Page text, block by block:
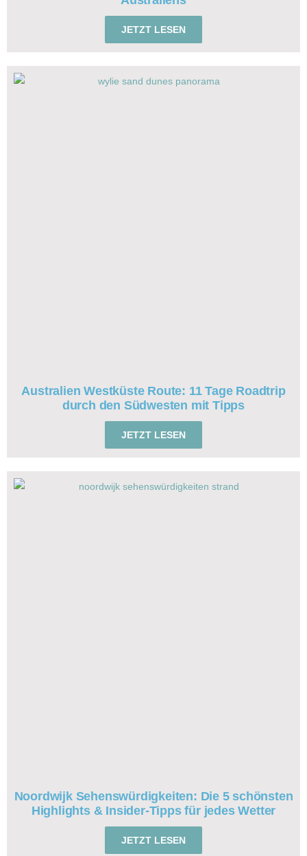
JETZT LESEN
Australien Westküste Route: 11 Tage Roadtrip
durch den Südwesten mit Tipps
JETZT LESEN
Noordwijk Sehenswürdigkeiten: Die 5 schönsten
Highlights & Insider-Tipps für jedes Wetter
JETZT LESEN